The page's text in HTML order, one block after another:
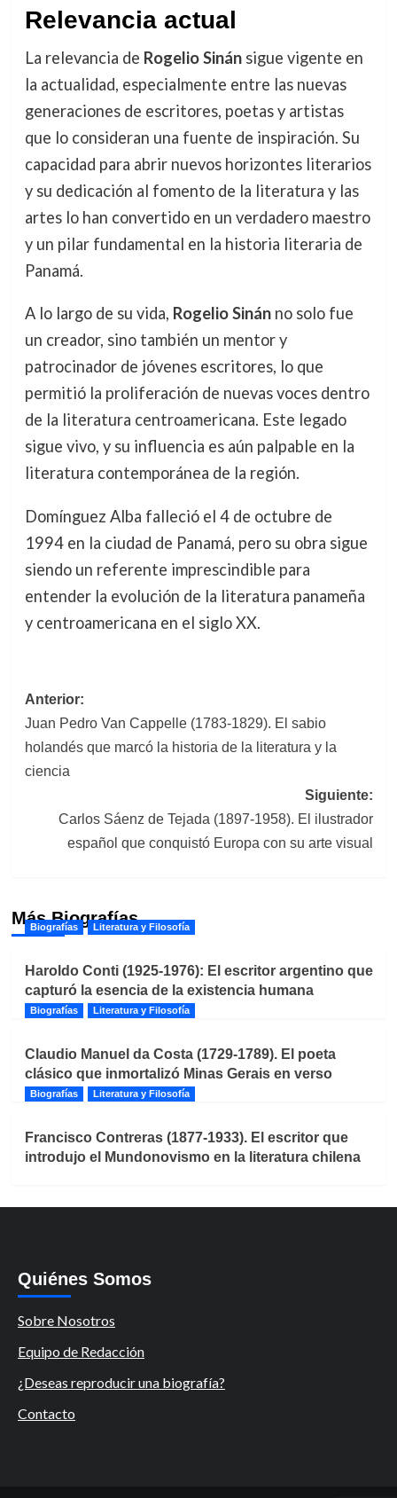
Relevancia actual
La relevancia de Rogelio Sinánsigue vigente en
la actualidad, especialmente entre las nuevas
generaciones de escritores, poetas y artistas
que lo consideran una fuente de inspiración. Su
capacidad para abrir nuevos horizontes literarios
y su dedicación al fomento de la literatura y las
artes lo han convertido en un verdadero maestro
y un pilar fundamental en la historia literaria de
Panamá.
A lo largo de su vida, Rogelio Sinánno solo fue
un creador, sino también un mentor y
patrocinador de jóvenes escritores, lo que
permitió la proliferación de nuevas voces dentro
de la literatura centroamericana. Este legado
sigue vivo, y su influencia es aún palpable en la
literatura contemporánea de la región.
Domínguez Alba falleció el 4 de octubre de
1994 en la ciudad de Panamá, pero su obra sigue
siendo un referente imprescindible para
entender la evolución de la literatura panameña
y centroamericana en el siglo XX.
Navegación
de
entradas
Anterior:
Juan Pedro Van Cappelle (1783-1829). El sabio
holandés que marcó la historia de la literatura y la
ciencia
Siguiente:
Carlos Sáenz de Tejada (1897-1958). El ilustrador
español que conquistó Europa con su arte visual
Más Biografías
Biografías Literatura y Filosofía
Haroldo Conti (1925-1976): El escritor argentino que
capturó la esencia de la existencia humana
Biografías Literatura y Filosofía
Claudio Manuel da Costa (1729-1789). El poeta
clásico que inmortalizó Minas Gerais en verso
Biografías Literatura y Filosofía
Francisco Contreras (1877-1933). El escritor que
introdujo el Mundonovismo en la literatura chilena
Quiénes Somos
Sobre Nosotros
Equipo de Redacción
¿Deseas reproducir una biografía?
Contacto